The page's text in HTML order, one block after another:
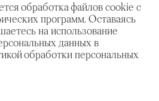
обработка файлов cookie с
программ. Оставаясь
на использование
данных в
обработки персональных
искусство, или
более года»
"Лето Господне.
в Москве»
с выставки "Лето
Троица"»